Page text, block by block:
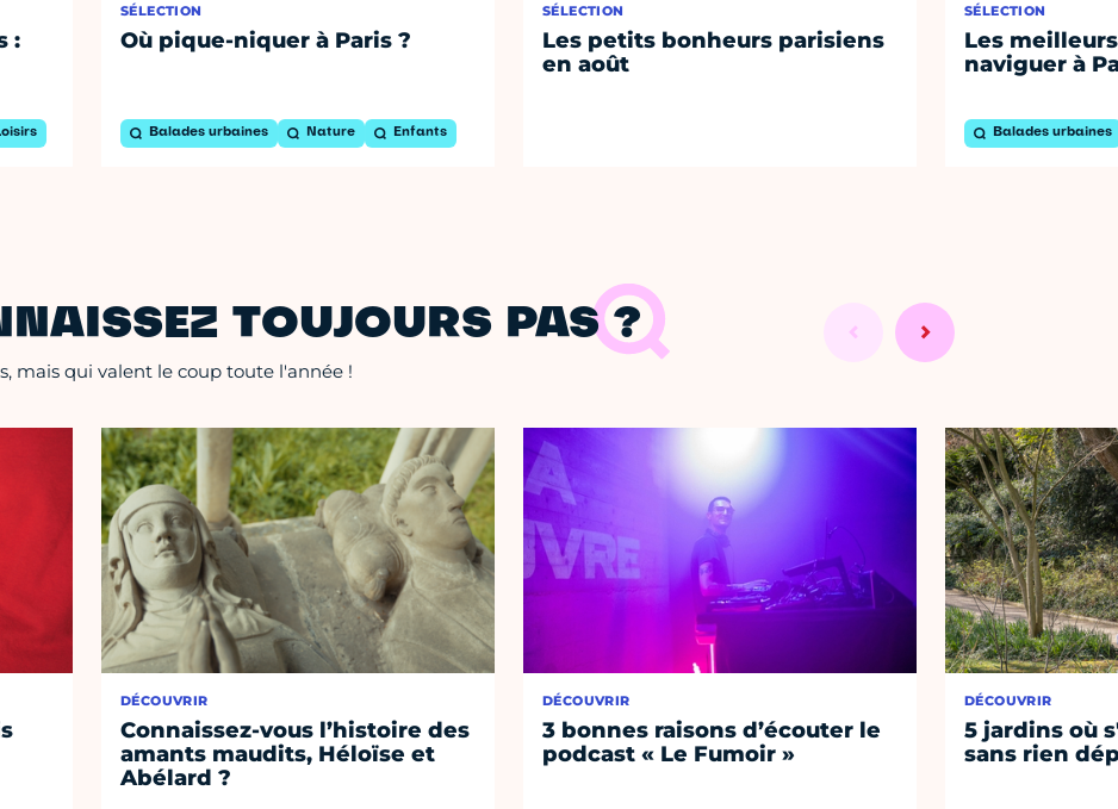
:
SÉLECTION
Où pique-niquer à Paris ?
Balades urbaines Nature Enfants
SÉLECTION
Les petits bonheurs parisiens
en août
SÉLECTION
Les
naviguer à
Balades urbaines
TOUJOURS PAS ?
mais qui valent le coup toute l'année !
DÉCOUVRIR
Connaissez-vous l’histoire des
amants maudits, Héloïse et
Abélard ?
DÉCOUVRIR
3 bonnes raisons d’écouter le
podcast « Le Fumoir »
DÉCOUVRIR
5 jardins où
sans rien